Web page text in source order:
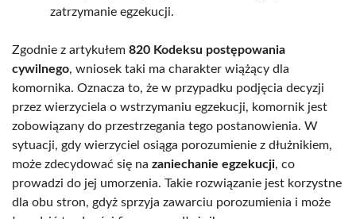
zatrzymanie egzekucji.
Zgodnie z artykułem 820 Kodeksu postępowania
cywilnego, wniosek taki ma charakter wiążący dla
komornika. Oznacza to, że w przypadku podjęcia decyzji
przez wierzyciela o wstrzymaniu egzekucji, komornik jest
zobowiązany do przestrzegania tego postanowienia. W
sytuacji, gdy wierzyciel osiąga porozumienie z dłużnikiem,
może zdecydować się na zaniechanie egzekucji, co
prowadzi do jej umorzenia. Takie rozwiązanie jest korzystne
dla obu stron, gdyż sprzyja zawarciu porozumienia i może